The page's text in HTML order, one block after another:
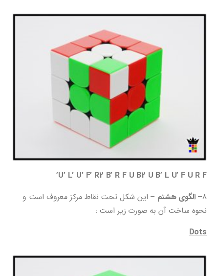
U’ L’ U’ F’ R2 B’ R F U B2 U B’ L U’ F U R F’
8– الگوی هشتم – این شکل تحت نقاط مرکز معروف است و
نحوه ساخت آن به صورت زیر است :
Dots